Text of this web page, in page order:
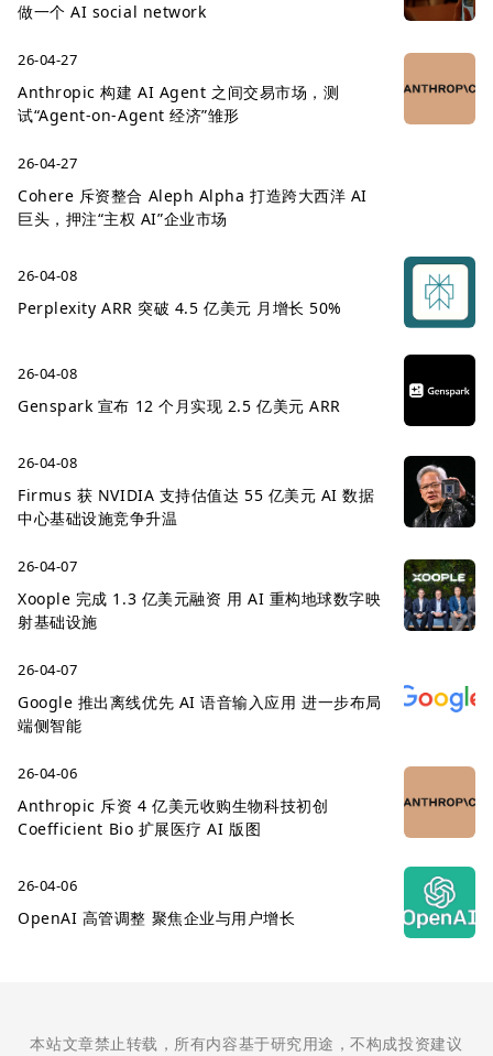
做一个 AI social network
26-04-27
Anthropic 构建 AI Agent 之间交易市场，测
试“Agent-on-Agent 经济”雏形
26-04-27
Cohere 斥资整合 Aleph Alpha 打造跨大西洋 AI
巨头，押注“主权 AI”企业市场
26-04-08
Perplexity ARR 突破 4.5 亿美元 月增长 50%
26-04-08
Genspark 宣布 12 个月实现 2.5 亿美元 ARR
26-04-08
Firmus 获 NVIDIA 支持估值达 55 亿美元 AI 数据
中心基础设施竞争升温
26-04-07
Xoople 完成 1.3 亿美元融资 用 AI 重构地球数字映
射基础设施
26-04-07
Google 推出离线优先 AI 语音输入应用 进一步布局
端侧智能
26-04-06
Anthropic 斥资 4 亿美元收购生物科技初创
Coefficient Bio 扩展医疗 AI 版图
26-04-06
OpenAI 高管调整 聚焦企业与用户增长
本站文章禁止转载，所有内容基于研究用途，不构成投资建议